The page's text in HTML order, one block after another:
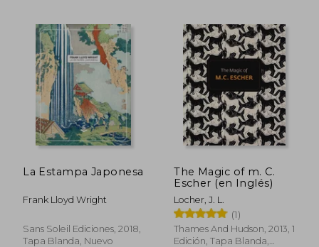
La Estampa Japonesa
Frank Lloyd Wright
Sans Soleil Ediciones, 2018,
Tapa Blanda, Nuevo
The Magic of m. C.
Escher (en Inglés)
Locher, J. L.
(1)
Thames And Hudson, 2013, 1
Edición, Tapa Blanda,